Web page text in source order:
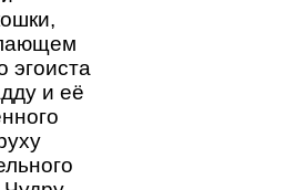
эгоиста
и её